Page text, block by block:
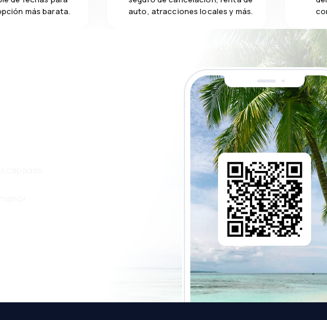
más barata.
auto, atracciones locales y más.